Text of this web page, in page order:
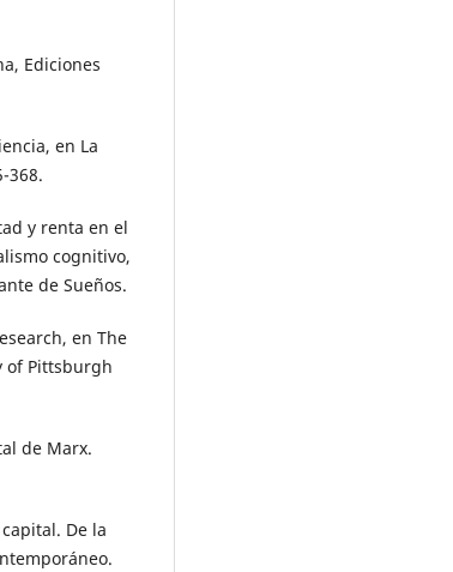
Ediciones
en La
368.
y renta en el
cognitivo,
de Sueños.
en The
of Pittsburgh
de Marx.
De la